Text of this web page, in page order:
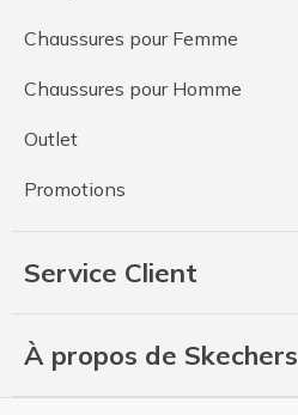
Chaussures pour Femme
Chaussures pour Homme
Outlet
Promotions
Service Client
À propos de Skechers